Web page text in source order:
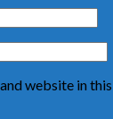
and website in